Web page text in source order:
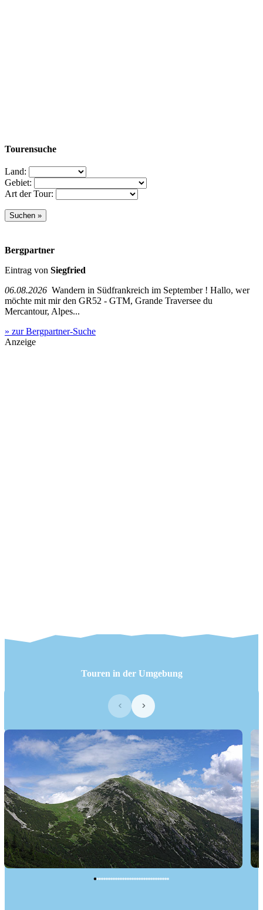
Tourensuche
Land:
Gebiet:
Art der Tour:
Bergpartner
Eintrag von Siegfried
06.08.2026 Wandern in Südfrankreich im September ! Hallo, wer
möchte mit mir den GR52 - GTM, Grande Traversee du
Mercantour, Alpes...
» zur Bergpartner-Suche
Anzeige
Touren in der Umgebung
‹ ›
Krottenkopf (2086 m) von...